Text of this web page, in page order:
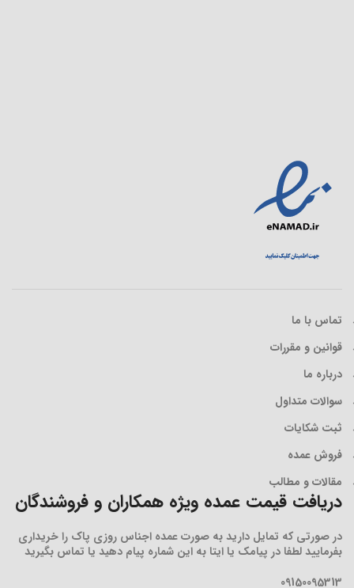
تماس با ما
قوانین و مقررات
درباره ما
سوالات متداول
ثبت شکایات
فروش عمده
مقالات و مطالب
دریافت قیمت عمده ویژه همکاران و فروشندگان
در صورتی که تمایل دارید به صورت عمده اجناس روزی پاک را خریداری
بفرمایید لطفا در پیامک یا ایتا به این شماره پیام دهید یا تماس بگیرید
09150095313